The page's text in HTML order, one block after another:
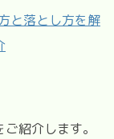
と落とし方を解
紹介します。